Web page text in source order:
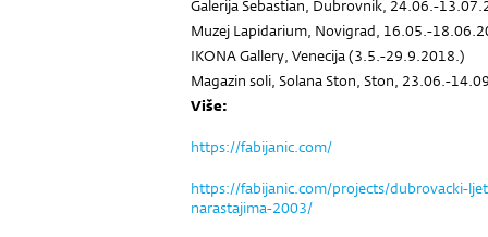
Galerija Sebastian, Dubrovnik, 24.06.-
Muzej Lapidarium, Novigrad, 16.05.-
IKONA Gallery, Venecija (3.5.-29.9.2018.)
Magazin soli, Solana Ston, Ston, 23.06.-
Više:
https://fabijanic.com/
https://fabijanic.com/projects/dubrovacki-
narastajima-2003/